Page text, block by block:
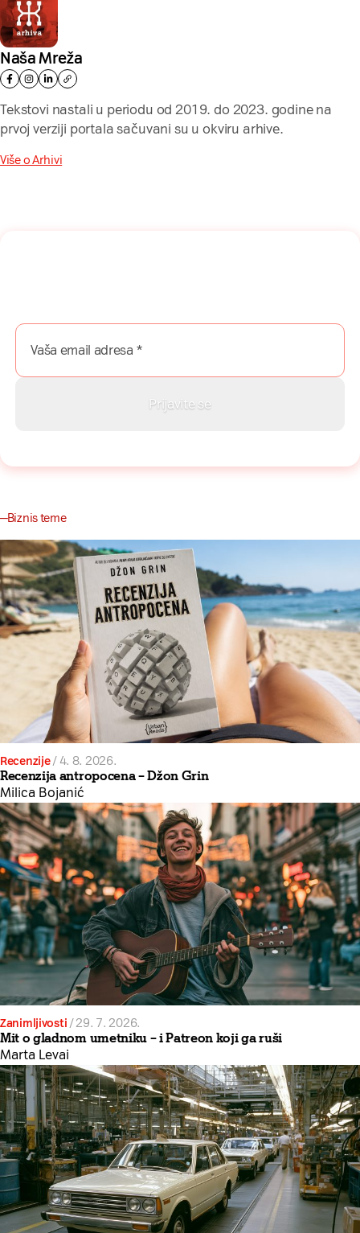
Naša Mreža
Tekstovi nastali u periodu od 2019. do 2023. godine na
prvoj verziji portala sačuvani su u okviru arhive.
Više o Arhivi
Biznis teme
Recenzije/4. 8. 2026.
Recenzija antropocena – Džon Grin
Milica Bojanić
Zanimljivosti /29. 7. 2026.
Mit o gladnom umetniku – i Patreon koji ga ruši
Marta Levai